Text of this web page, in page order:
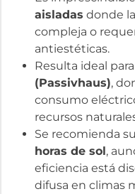
aisladas donde
compleja o
antiestéticas.
Resulta ideal para
(Passivhaus),
consumo
recursos
Se recomienda
horas de sol,
eficiencia está
difusa en climas